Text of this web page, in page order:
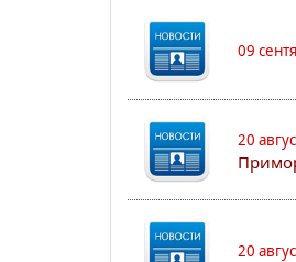
09
20
20